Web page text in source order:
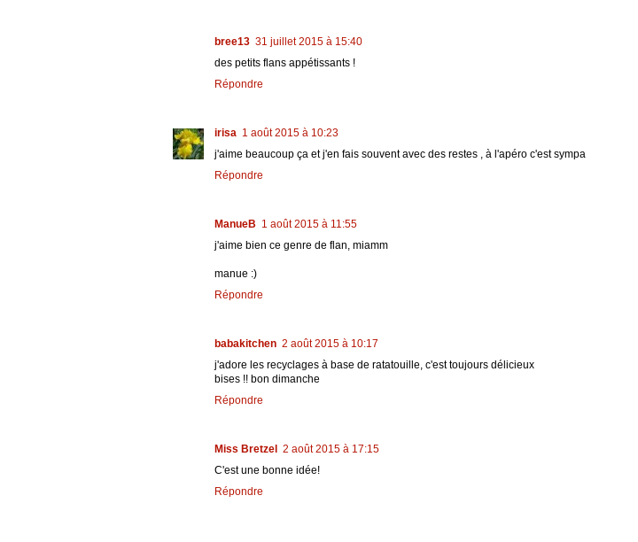
bree13 31 juillet 2015 à 15:40
des petits flans appétissants !
Répondre
irisa 1 août 2015 à 10:23
j'aime beaucoup ça et j'en fais souvent avec des restes , à l'apéro c'est sympa
Répondre
ManueB 1 août 2015 à 11:55
j'aime bien ce genre de flan, miamm
manue :)
Répondre
babakitchen 2 août 2015 à 10:17
j'adore les recyclages à base de ratatouille, c'est toujours délicieux
bises !! bon dimanche
Répondre
Miss Bretzel 2 août 2015 à 17:15
C'est une bonne idée!
Répondre